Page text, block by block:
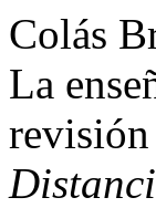
Colás
La